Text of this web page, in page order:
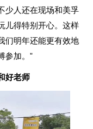
少人还在现场和美孚
儿得特别开心。这样
们明年还能更有效地
参加。”
好老师